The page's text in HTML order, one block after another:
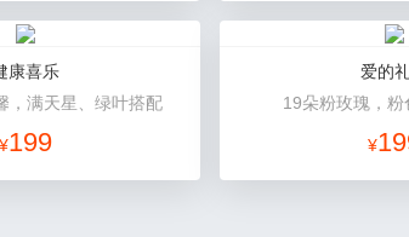
康喜乐
，满天星、绿叶搭配
¥199
爱的
19朵粉玫瑰，
¥